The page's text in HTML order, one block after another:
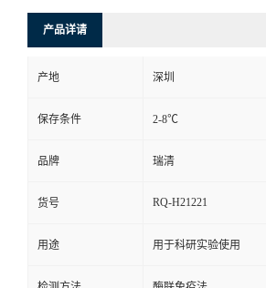
产品详请
产地 深圳
保存条件 2-8℃
品牌 瑞清
货号 RQ-H21221
用途 用于科研实验使用